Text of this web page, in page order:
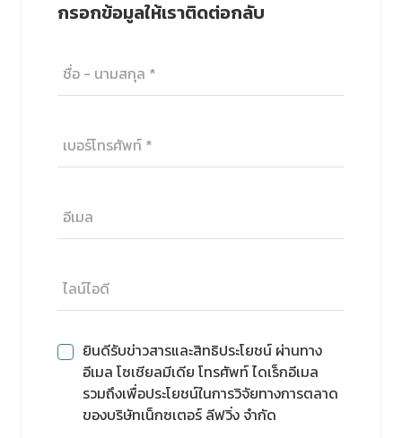
กรอกข้อมูลให้เราติดต่อกลับ
ยินดีรับข่าวสารและสิทธิประโยชน์ ผ่านทาง
อีเมล โซเชียลมีเดีย โทรศัพท์ ไดเร็กอีเมล
รวมถึงเพื่อประโยชน์ในการวิจัยทางการตลาด
ของบริษัทเน็กซเตอร์ ลีฟวิ่ง จำกัด